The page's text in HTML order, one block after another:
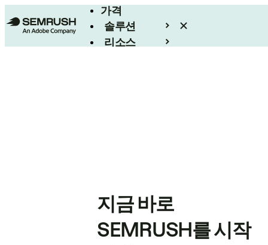
가격
솔루션
리소스
지금 바로
SEMRUSH를 시작